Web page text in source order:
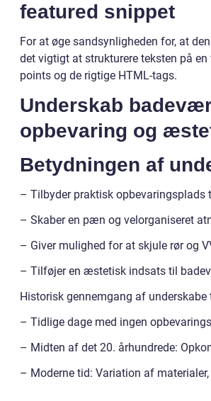
featured snippet
For at øge sandsynligheden for, at
det vigtigt at strukturere teksten på
points og de rigtige HTML-tags.
Underskab
opbevaring og
Betydningen af
– Tilbyder praktisk opbevaringsplads
– Skaber en pæn og velorganiseret
– Giver mulighed for at skjule rør og
– Tilføjer en æstetisk indsats til
Historisk gennemgang af
– Tidlige dage med ingen
– Midten af det 20. århundrede:
– Moderne tid: Variation af